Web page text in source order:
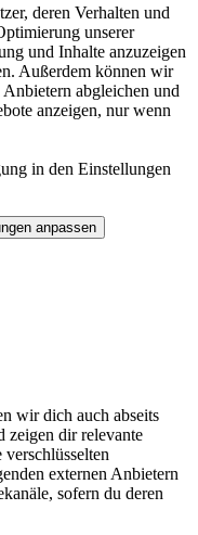
deren Verhalten und
unserer
und Inhalte anzuzeigen
Außerdem können wir
abgleichen und
anzeigen, nur wenn
in den Einstellungen
anpassen
wir dich auch abseits
zeigen dir relevante
externen Anbietern
sofern du deren